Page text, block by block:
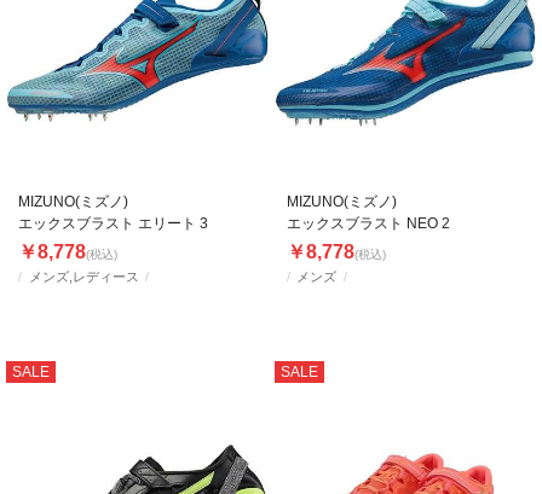
メンズ,レディース
MIZUNO(ミズノ)
エックスブラスト エリート 3
￥8,778(税込)
メンズ
MIZUNO(ミズノ)
エックスブラスト NEO 2
￥8,778(税込)
SALE SALE